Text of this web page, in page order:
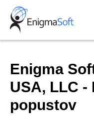
Skip
content
Enigma
USA, LLC
popustov